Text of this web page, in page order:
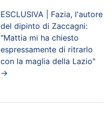
ESCLUSIVA | Fazia, l'autore
del dipinto di Zaccagni:
"Mattia mi ha chiesto
espressamente di ritrarlo
con la maglia della Lazio"
→